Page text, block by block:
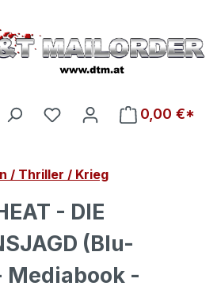
Du hast 0 Produkte auf
0,00 €*
/ Thriller / Krieg
- DIE
(Blu-
Mediabook -